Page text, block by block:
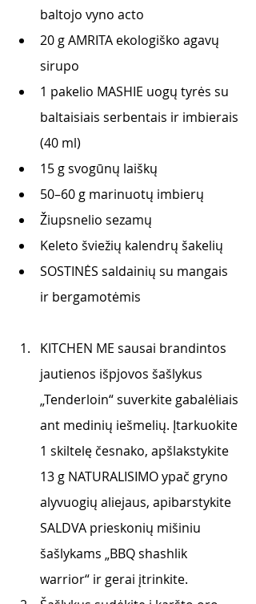
baltojo vyno acto
20 g AMRITA ekologiško agavų
sirupo
1 pakelio MASHIE uogų tyrės su
baltaisiais serbentais ir imbierais
(40 ml)
15 g svogūnų laiškų
50–60 g marinuotų imbierų
Žiupsnelio sezamų
Keleto šviežių kalendrų šakelių
SOSTINĖS saldainių su mangais
ir bergamotėmis
KITCHEN ME sausai brandintos
jautienos išpjovos šašlykus
„Tenderloin“ suverkite gabalėliais
ant medinių iešmelių. Įtarkuokite
1 skiltelę česnako, apšlakstykite
13 g NATURALISIMO ypač gryno
alyvuogių aliejaus, apibarstykite
SALDVA prieskonių mišiniu
šašlykams „BBQ shashlik
warrior“ ir gerai įtrinkite.